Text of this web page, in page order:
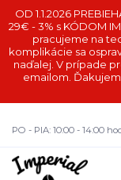
OD 1.1.2026
29€ - 3% s KÓDOM
pracujeme na
komplikácie sa
naďalej. V prípade
emailom.
PO - PIA: 10:00 - 14:00